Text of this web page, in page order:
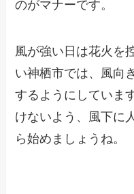
のがマナーです。
風が強い日は花火を
い神栖市では、風向
するようにしていま
けないよう、風下に
ら始めましょうね。